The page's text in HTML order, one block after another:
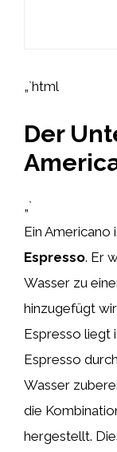
„`html
Der
„`
Ein Americano
Espresso. Er
Wasser zu
hinzugefügt
Espresso liegt
Espresso
Wasser
die
hergestellt.